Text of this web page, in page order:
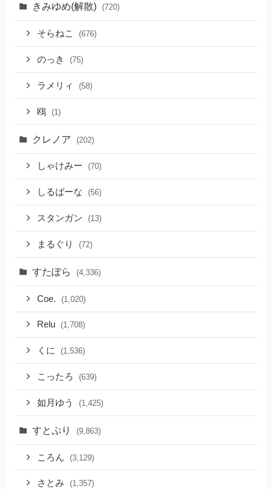
きみゆめ(解散) (720)
そらねこ (676)
のっき (75)
ラメリィ (58)
鴎 (1)
クレノア (202)
しゃけみー (70)
しるばーな (56)
スタンガン (13)
まるぐり (72)
すたぽら (4,336)
Coe. (1,020)
Relu (1,708)
くに (1,536)
こったろ (639)
如月ゆう (1,425)
すとぷり (9,863)
ころん (3,129)
さとみ (1,357)